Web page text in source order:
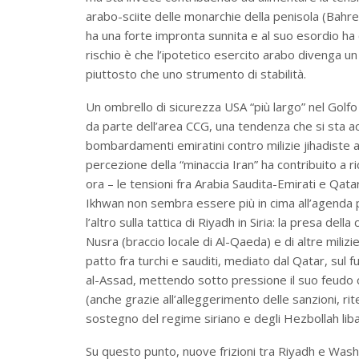
arabo-sciite delle monarchie della penisola
ha una forte impronta sunnita e al suo esordio
rischio è che l’ipotetico esercito arabo divenga
piuttosto che uno strumento di stabilità.
Un ombrello di sicurezza USA “più largo” nel
da parte dell’area CCG, una tendenza che si sta
bombardamenti emiratini contro milizie jihadiste
percezione della “minaccia Iran” ha contribuito
ora – le tensioni fra Arabia Saudita-Emirati e
Ikhwan non sembra essere più in cima
l’altro sulla tattica di Riyadh in Siria: la presa
Nusra (braccio locale di Al-Qaeda) e di altre
patto fra turchi e sauditi, mediato dal Qatar, sul
al-Assad, mettendo sotto pressione il suo feudo
(anche grazie all’alleggerimento delle sanzioni,
sostegno del regime siriano e degli Hezbollah
Su questo punto, nuove frizioni tra Riyadh e